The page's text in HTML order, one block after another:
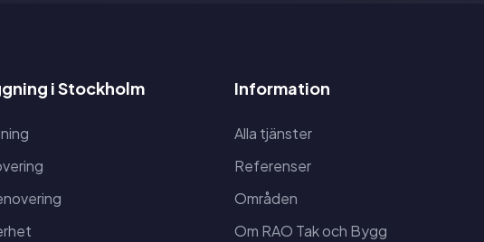
i Stockholm Information
Alla tjänster
Referenser
Områden
Om RAO Tak och Bygg